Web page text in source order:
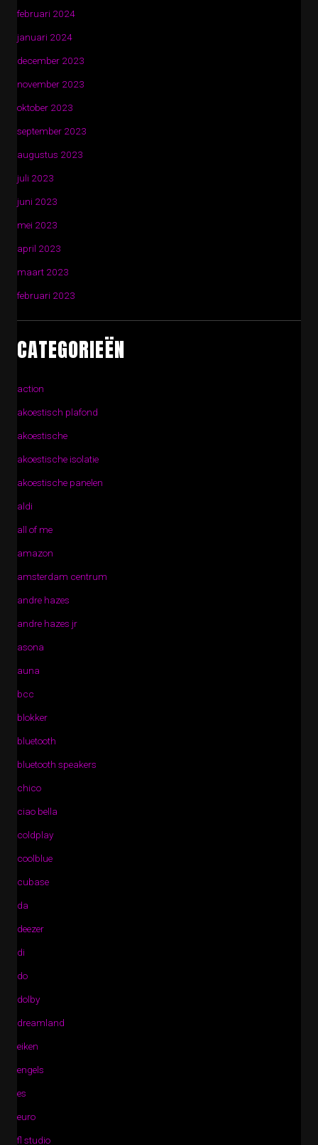
februari 2024
januari 2024
december 2023
november 2023
oktober 2023
september 2023
augustus 2023
juli 2023
juni 2023
mei 2023
april 2023
maart 2023
februari 2023
CATEGORIEËN
action
akoestisch plafond
akoestische
akoestische isolatie
akoestische panelen
aldi
all of me
amazon
amsterdam centrum
andre hazes
andre hazes jr
asona
auna
bcc
blokker
bluetooth
bluetooth speakers
chico
ciao bella
coldplay
coolblue
cubase
da
deezer
di
do
dolby
dreamland
eiken
engels
es
euro
fl studio